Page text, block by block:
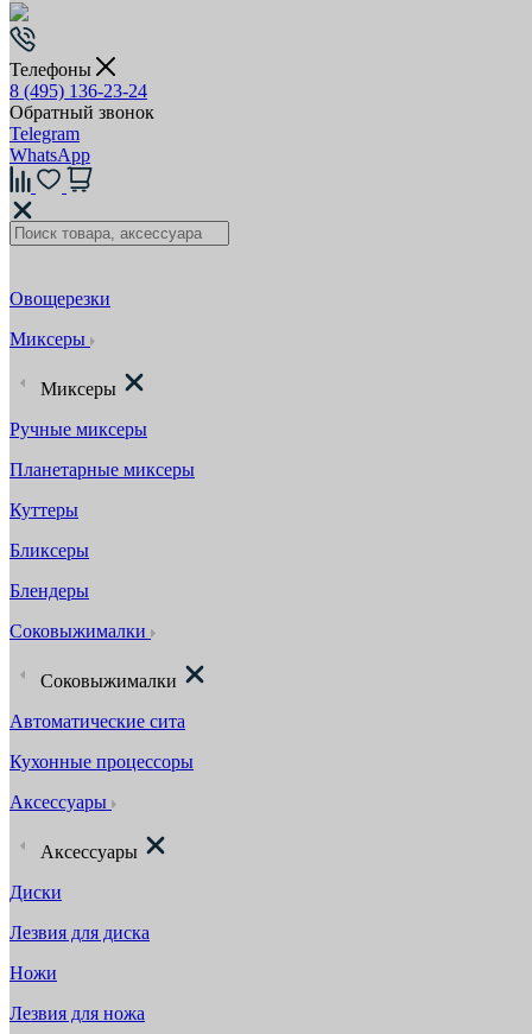
Телефоны
8 (495) 136-23-24
Обратный звонок
Telegram
WhatsApp
Овощерезки
Миксеры
Миксеры
Ручные миксеры
Планетарные миксеры
Куттеры
Бликсеры
Блендеры
Соковыжималки
Соковыжималки
Автоматические сита
Кухонные процессоры
Аксессуары
Аксессуары
Диски
Лезвия для диска
Ножи
Лезвия для ножа